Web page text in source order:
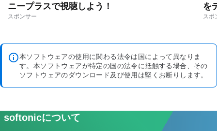
ニープラスで視聴しよう！
を
本ソフトウェアの使用に関わる法令は国によって異なりま
す。本ソフトウェアが特定の国の法令に抵触する場合、その
ソフトウェアのダウンロード及び使用は堅くお断りします。
softonicについて